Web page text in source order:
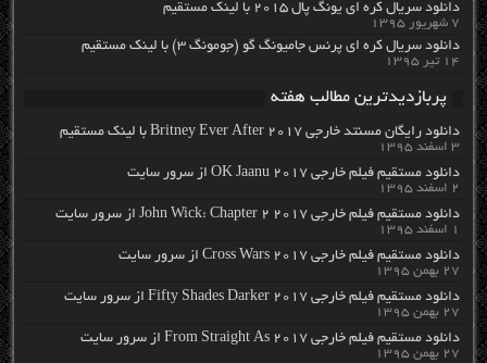
دانلود سریال کره ای یونگ پال ۲۰۱۵ با لینک مستقیم
۷ شهریور ۱۳۹۵
دانلود سریال کره ای پرنس جامیونگ گو (جومونگ ۳) با لینک مستقیم
۱۴ تیر ۱۳۹۵
پربازدیدترین مطالب هفته
دانلود رایگان مسنتد خارجی Britney Ever After 2017 با لینک مستقیم
۳ اسفند ۱۳۹۵
دانلود مستقیم فیلم خارجی OK Jaanu 2017 از سرور سایت
۲ اسفند ۱۳۹۵
دانلود مستقیم فیلم خارجی John Wick: Chapter 2 2017 از سرور سایت
۱ اسفند ۱۳۹۵
دانلود مستقیم فیلم خارجی Cross Wars 2017 از سرور سایت
۲۷ بهمن ۱۳۹۵
دانلود مستقیم فیلم خارجی Fifty Shades Darker 2017 از سرور سایت
۲۷ بهمن ۱۳۹۵
دانلود مستقیم فیلم خارجی From Straight As 2017 از سرور سایت
۲۷ بهمن ۱۳۹۵